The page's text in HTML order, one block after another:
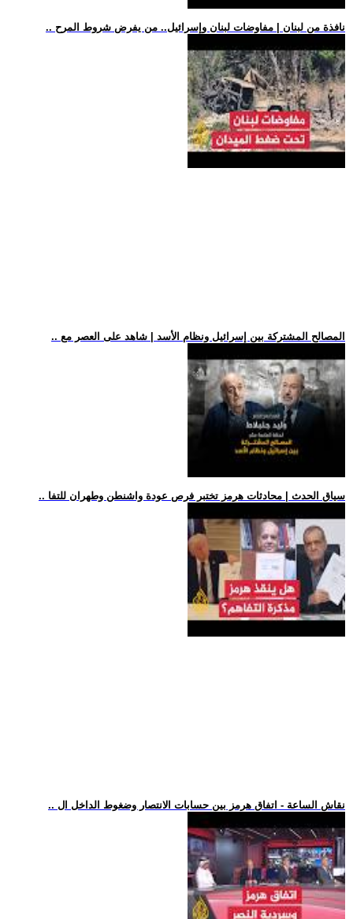
.. نافذة من لبنان | مفاوضات لبنان وإسرائيل.. من يفرض شروط المرح
.. المصالح المشتركة بين إسرائيل ونظام الأسد | شاهد على العصر مع
.. سياق الحدث | محادثات هرمز تختبر فرص عودة واشنطن وطهران للتفا
.. نقاش الساعة - اتفاق هرمز بين حسابات الانتصار وضغوط الداخل ال